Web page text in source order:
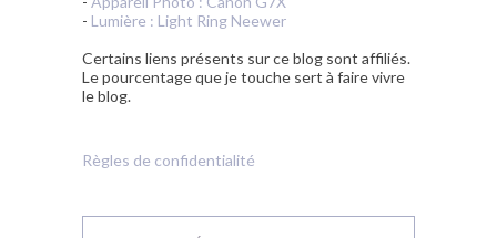
- Lumière : Light Ring Neewer
Certains liens présents sur ce blog sont affiliés.
Le pourcentage que je touche sert à faire vivre
le blog.
Règles de confidentialité